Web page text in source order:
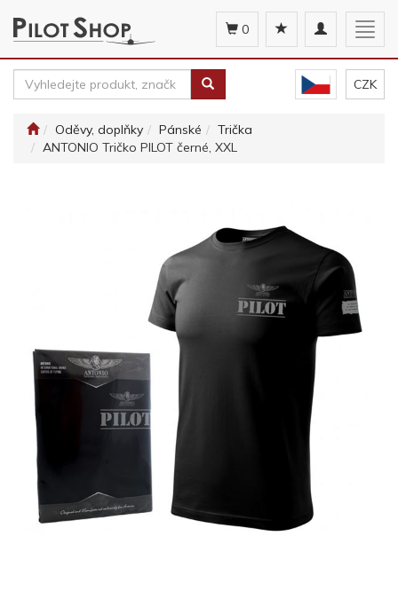
Toggle
navigation
0
CZK
Oděvy, doplňky Pánské
Trička
ANTONIO Tričko PILOT černé, XXL